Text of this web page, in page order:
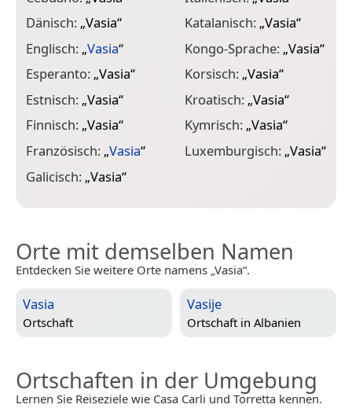
Dänisch: „Vasia“
Englisch: „Vasia“
Esperanto: „Vasia“
Estnisch: „Vasia“
Finnisch: „Vasia“
Französisch: „Vasia“
Galicisch: „Vasia“
Katalanisch: „Vasia“
Kongo-Sprache: „Vasia“
Korsisch: „Vasia“
Kroatisch: „Vasia“
Kymrisch: „Vasia“
Luxemburgisch: „Vasia“
Orte mit demselben Namen
Entdecken Sie weitere Orte namens „Vasia“.
Vasia
Ortschaft
Vasije
Ortschaft in Albanien
Ortschaften in der Umgebung
Lernen Sie Reiseziele wie Casa Carli und Torretta kennen.